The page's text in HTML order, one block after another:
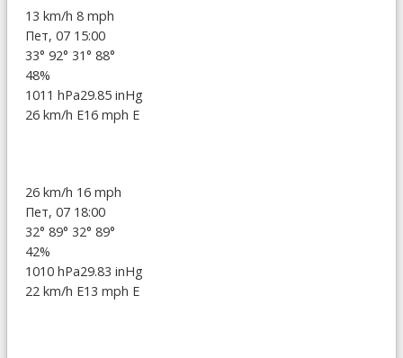
13 km/h 8 mph
Пет, 07 15:00
33° 92° 31° 88°
48%
1011 hPa29.85 inHg
26 km/h E16 mph E
26 km/h 16 mph
Пет, 07 18:00
32° 89° 32° 89°
42%
1010 hPa29.83 inHg
22 km/h E13 mph E